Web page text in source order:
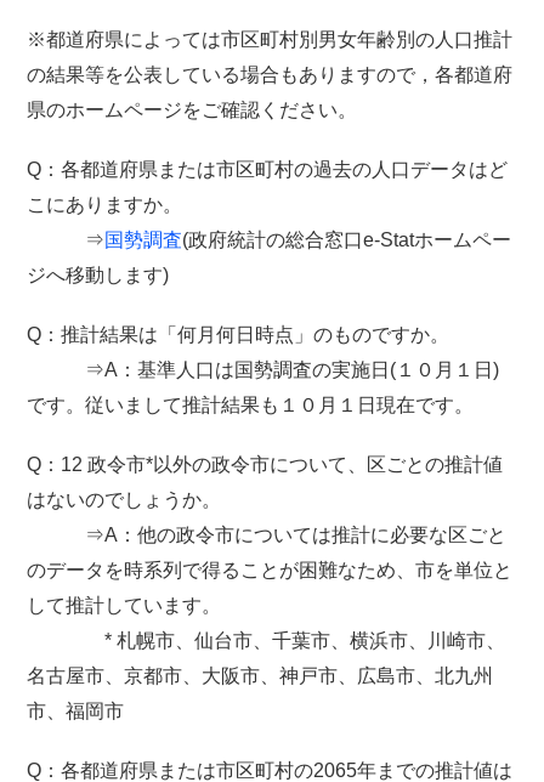
※都道府県によっては市区町村別男女年齢別の人口推計
の結果等を公表している場合もありますので，各都道府
県のホームページをご確認ください。
Q：各都道府県または市区町村の過去の人口データはど
こにありますか。
⇒国勢調査(政府統計の総合窓口e-Statホームペー
ジへ移動します)
Q：推計結果は「何月何日時点」のものですか。
⇒A：基準人口は国勢調査の実施日(１０月１日)
です。従いまして推計結果も１０月１日現在です。
Q：12 政令市*以外の政令市について、区ごとの推計値
はないのでしょうか。
⇒A：他の政令市については推計に必要な区ごと
のデータを時系列で得ることが困難なため、市を単位と
して推計しています。
* 札幌市、仙台市、千葉市、横浜市、川崎市、
名古屋市、京都市、大阪市、神戸市、広島市、北九州
市、福岡市
Q：各都道府県または市区町村の2065年までの推計値は